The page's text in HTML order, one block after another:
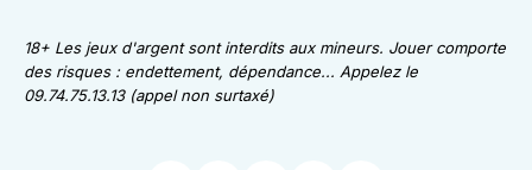
18+ Les jeux d'argent sont interdits aux mineurs. Jouer comporte
des risques : endettement, dépendance... Appelez le
09.74.75.13.13 (appel non surtaxé)